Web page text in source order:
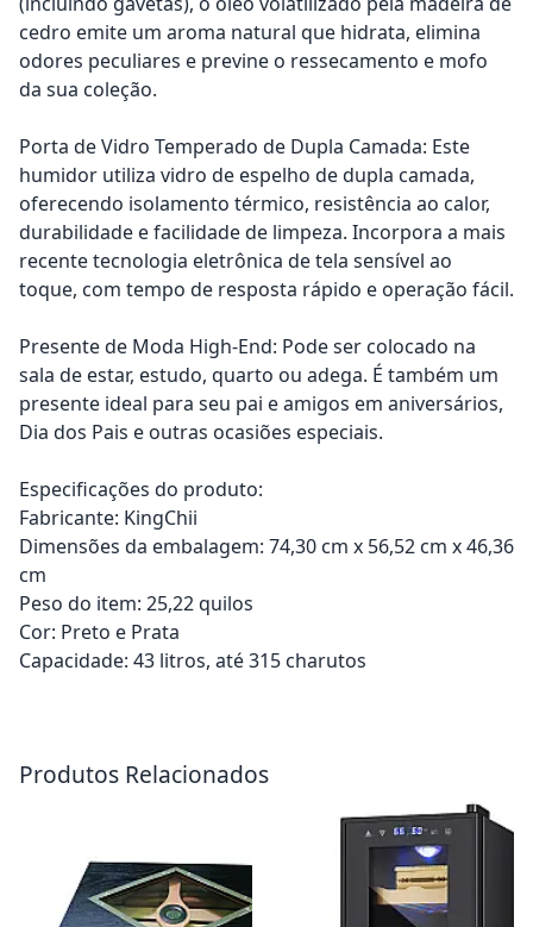
cedro emite um aroma natural que hidrata, elimina
odores peculiares e previne o ressecamento e mofo
da sua coleção.
Porta de Vidro Temperado de Dupla Camada: Este
humidor utiliza vidro de espelho de dupla camada,
oferecendo isolamento térmico, resistência ao calor,
durabilidade e facilidade de limpeza. Incorpora a mais
recente tecnologia eletrônica de tela sensível ao
toque, com tempo de resposta rápido e operação fácil.
Presente de Moda High-End: Pode ser colocado na
sala de estar, estudo, quarto ou adega. É também um
presente ideal para seu pai e amigos em aniversários,
Dia dos Pais e outras ocasiões especiais.
Especificações do produto:
Fabricante: KingChii
Dimensões da embalagem: 74,30 cm x 56,52 cm x 46,36
cm
Peso do item: 25,22 quilos
Cor: Preto e Prata
Capacidade: 43 litros, até 315 charutos
Produtos Relacionados
Adicionar ao carrinho